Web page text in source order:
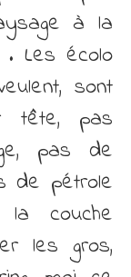
à la
Les écolo
sont
tête, pas
pas de
de pétrole
couche
les gros,